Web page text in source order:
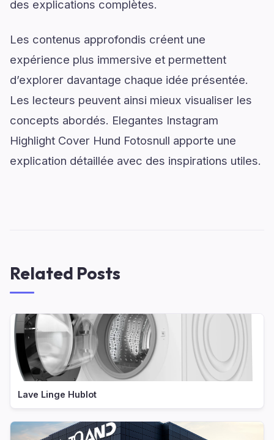
des explications complètes.
Les contenus approfondis créent une
expérience plus immersive et permettent
d’explorer davantage chaque idée présentée.
Les lecteurs peuvent ainsi mieux visualiser les
concepts abordés. Elegantes Instagram
Highlight Cover Hund Fotosnull apporte une
explication détaillée avec des inspirations utiles.
Related Posts
Lave Linge Hublot